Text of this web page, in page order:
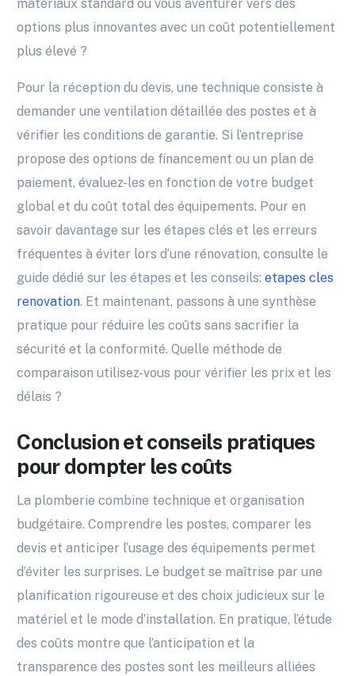
matériaux standard ou vous aventurer vers des
options plus innovantes avec un coût potentiellement
plus élevé ?
Pour la réception du devis, une technique consiste à
demander une ventilation détaillée des postes et à
vérifier les conditions de garantie. Si l’entreprise
propose des options de financement ou un plan de
paiement, évaluez-les en fonction de votre budget
global et du coût total des équipements. Pour en
savoir davantage sur les étapes clés et les erreurs
fréquentes à éviter lors d’une rénovation, consulte le
guide dédié sur les étapes et les conseils:etapes cles
renovation. Et maintenant, passons à une synthèse
pratique pour réduire les coûts sans sacrifier la
sécurité et la conformité. Quelle méthode de
comparaison utilisez-vous pour vérifier les prix et les
délais ?
Conclusion et conseils pratiques
pour dompter les coûts
La plomberie combine technique et organisation
budgétaire. Comprendre les postes, comparer les
devis et anticiper l’usage des équipements permet
d’éviter les surprises. Le budget se maîtrise par une
planification rigoureuse et des choix judicieux sur le
matériel et le mode d’installation. En pratique, l’étude
des coûts montre que l’anticipation et la
transparence des postes sont les meilleurs alliées